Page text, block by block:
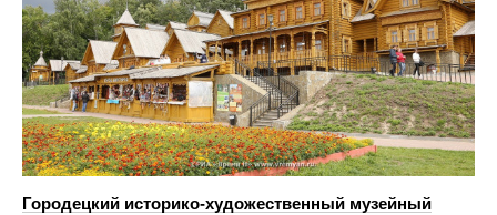
Городецкий историко-художественный музейный